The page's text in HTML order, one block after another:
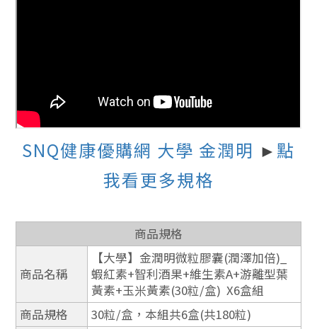
SNQ健康優購網 大學 金潤明 ► 點
我看更多規格
商品規格
商品名稱
【大學】金潤明微粒膠囊(潤澤加倍)_
蝦紅素+智利酒果+維生素A+游離型葉
黃素+玉米黃素(30粒/盒) X6盒組
商品規格
30粒/盒，本組共6盒(共180粒)